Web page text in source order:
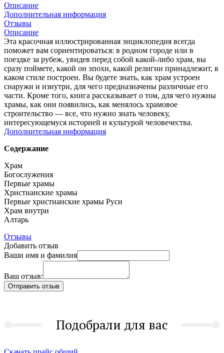
Описание
Дополнительная информация
Отзывы
Описание
Эта красочная иллюстрированная энциклопедия всегда
поможет вам сориентироваться: в родном городе или в
поездке за рубеж, увидев перед собой какой-либо храм, вы
сразу поймете, какой он эпохи, какой религии принадлежит, в
каком стиле построен. Вы будете знать, как храм устроен
снаружи и изнутри, для чего предназначены различные его
части. Кроме того, книга рассказывает о том, для чего нужны
храмы, как они появились, как менялось храмовое
строительство — все, что нужно знать человеку,
интересующемуся историей и культурой человечества.
Дополнительная информация
Содержание
Храм
Богослужения
Первые храмы
Христианские храмы
Первые христианские храмы Руси
Храм внутри
Алтарь
Отзывы
Добавить отзыв
Ваши имя и фамилия
Ваш отзыв:
Подобрали для вас